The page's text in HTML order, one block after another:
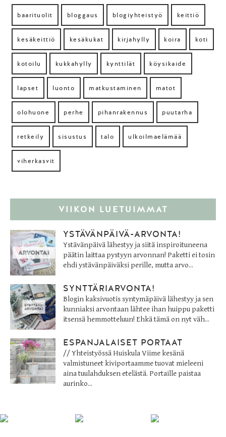
baarituolit bloggaus blogiyhteistyö keittiö
kesäkeittiö kesäkukat kirjahylly koira koti
kotoilu kukkahylly kynttilät köysikaide
lapset luonto matkustaminen matot
olohuone perhe pihanrakennus puutarha
retkeily sisustus talo ulkoilmaelämää
viherkasvit
VIIKON LUETUIMMAT
YSTÄVÄNPÄIVÄ-ARVONTA!
Ystävänpäivä lähestyy ja siitä inspiroituneena
päätin laittaa pystyyn arvonnan! Paketti ei tosin
ehdi ystävänpäiväksi perille, mutta arvo...
SYNTTÄRIARVONTA!
Blogin kaksivuotis syntymäpäivä lähestyy ja sen
kunniaksi arvontaan lähtee ihan huippu paketti
itsensä hemmotteluun! Ehkä tämä on nyt väh...
ESPANJALAISET PORTAAT
// Yhteistyössä Huiskula Viime kesänä
valmistuneet kiviportaamme tuovat mieleeni
aina tuulahduksen etelästä. Portaille paistaa
aurinko...